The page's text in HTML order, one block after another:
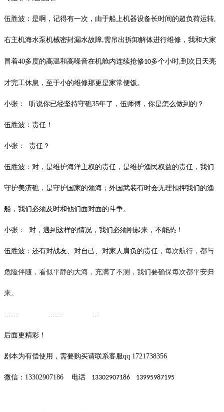
伍胜波：是啊，记得有一次，由于船上机器设备长时间的超负荷运转,
右主机海水泵机械密封漏水故障,需吊出拆卸解体进行维修，我和大家
冒着40多度的高温和高噪音在机舱内连续抢修10多个小时,到次日天亮
才完工休息，至于小的维修那更是家常便饭。
小张： 听说你已经坚持守礁35年了，伍师傅，你是怎么做到的？
伍胜波：责任！
小张： 责任？
伍胜波：对，是维护海洋主权的责任，是维护渔民权益的责任，我们
守护美济礁，是守护国家的领海；外国武装有时会无理扣押我们的渔
船，我们必须及时和他们面对面的斗争。
小张： 对，遇到这样的情况，我们必须刚起来，不能怂！
伍胜波：还有对战友、对自己、对家人肩负的责任， 每次航行，都与
危险伴随，看似平静的大海，充满了不测，我们要确保每次都平安归
来。
…… …… …
后面更精彩！
剧本为有偿使用，需要购买请联系客服qq 1721738356
微信： 13302907186 电话 13302907186 13995987195